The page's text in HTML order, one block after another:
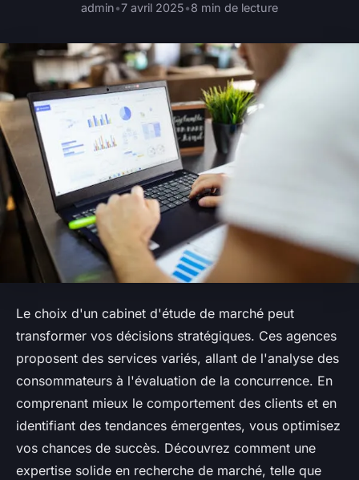
admin•7 avril 2025•8 min de lecture
Le choix d'un cabinet d'étude de marché peut
transformer vos décisions stratégiques. Ces agences
proposent des services variés, allant de l'analyse des
consommateurs à l'évaluation de la concurrence. En
comprenant mieux le comportement des clients et en
identifiant des tendances émergentes, vous optimisez
vos chances de succès. Découvrez comment une
expertise solide en recherche de marché, telle que